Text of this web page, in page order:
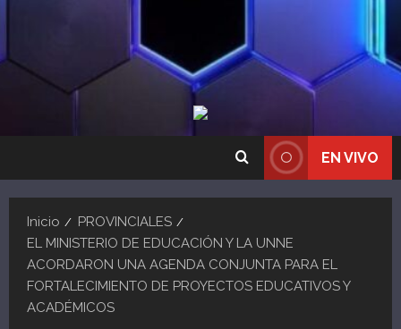
EN VIVO
Inicio
PROVINCIALES
EL MINISTERIO DE EDUCACIÓN Y LA UNNE
ACORDARON UNA AGENDA CONJUNTA PARA EL
FORTALECIMIENTO DE PROYECTOS EDUCATIVOS Y
ACADÉMICOS